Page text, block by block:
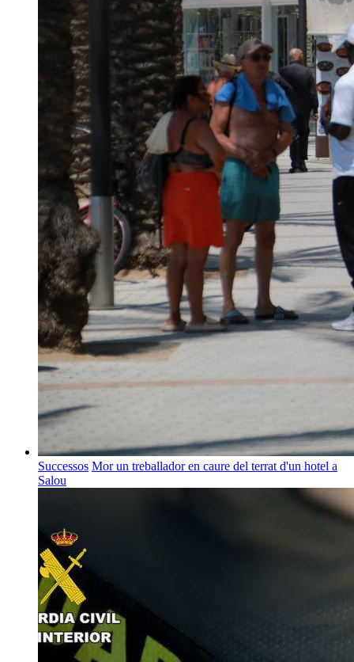
Successos Mor un treballador en caure del terrat d'un hotel a
Salou